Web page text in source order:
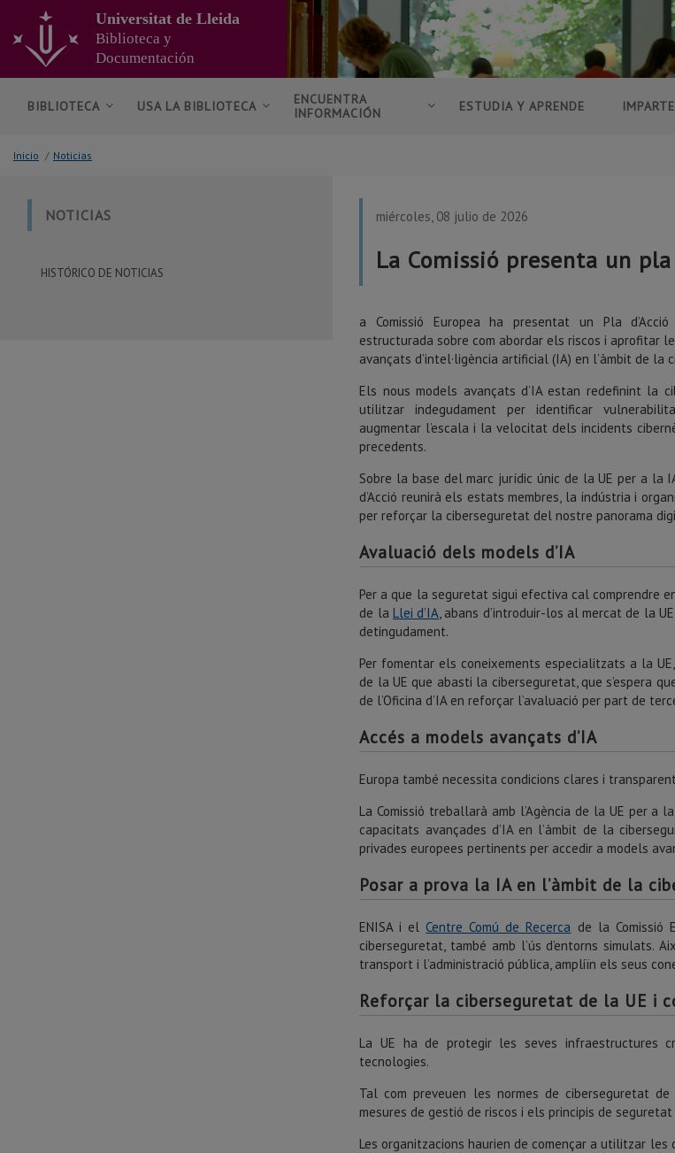
contenido
principal
de
página
Universitat de Lleida
Biblioteca y
Documentación
BIBLIOTECA USA LA BIBLIOTECA
ENCUENTRA
INFORMACIÓN
ESTUDIA Y APRENDE
Inicio / Noticias
NOTICIAS
HISTÓRICO DE NOTICIAS
miércoles, 08 julio de 2026
La Comissió presenta un
a Comissió Europea ha presentat un Pla
estructurada sobre com abordar els riscos i aprofitar
avançats d’intel·ligència artificial (IA) en l’àmbit de la
Els nous models avançats d’IA estan redefinint la
utilitzar indegudament per identificar
augmentar l’escala i la velocitat dels incidents
precedents.
Sobre la base del marc jurídic únic de la UE per a la
d’Acció reunirà els estats membres, la indústria i
per reforçar la ciberseguretat del nostre panorama
Avaluació dels models d’IA
Per a que la seguretat sigui efectiva cal comprendre
de la Llei d’IA, abans d’introduir-los al mercat de la
detingudament.
Per fomentar els coneixements especialitzats a la
de la UE que abasti la ciberseguretat, que s’espera
de l’Oficina d’IA en reforçar l’avaluació per part de
Accés a models avançats d’IA
Europa també necessita condicions clares i
La Comissió treballarà amb l’Agència de la UE per a
capacitats avançades d’IA en l’àmbit de la
privades europees pertinents per accedir a models
Posar a prova la IA en l’àmbit de la
ENISA i elCentre Comú de Recerca de la Comissió
ciberseguretat, també amb l’ús d’entorns simulats.
transport i l’administració pública, ampliïn els seus
Reforçar la ciberseguretat de la UE i
La UE ha de protegir les seves infraestructures
tecnologies.
Tal com preveuen les normes de ciberseguretat
mesures de gestió de riscos i els principis de seguretat
Les organitzacions haurien de començar a utilitzar